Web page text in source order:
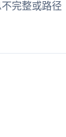
完整或路径